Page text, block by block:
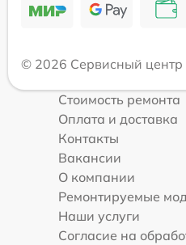
© 2026 Сервисный центр
Стоимость ремонта
Оплата и доставка
Контакты
Вакансии
О компании
Ремонтируемые
Наши услуги
Согласие на